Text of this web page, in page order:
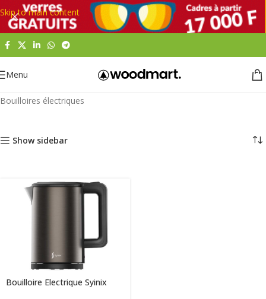
Skip to main content
Menu
Bouilloires électriques
Show sidebar
Bouilloire Electrique Syinix